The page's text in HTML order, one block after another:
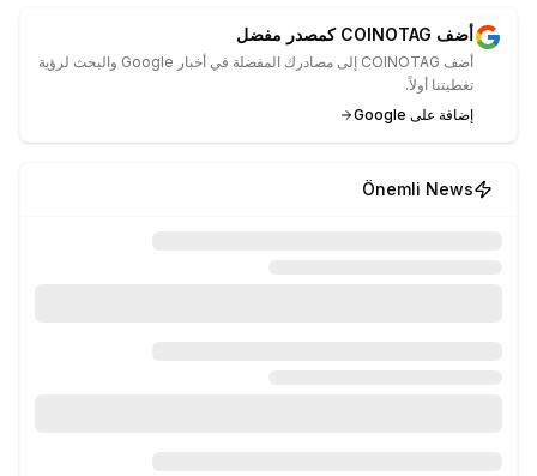
أضف COINOTAG كمصدر مفضل
أضف COINOTAG إلى مصادرك المفضلة في أخبار Google والبحث لرؤية
تغطيتنا أولاً.
إضافة على Google
Önemli News